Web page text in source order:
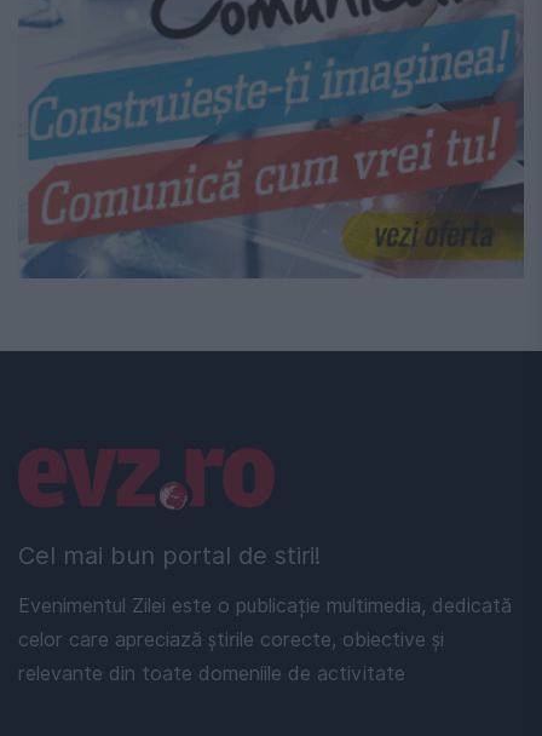
Cel mai bun portal de stiri!
Evenimentul Zilei este o publicație multimedia, dedicată
celor care apreciază știrile corecte, obiective și
relevante din toate domeniile de activitate
Linkuri utile